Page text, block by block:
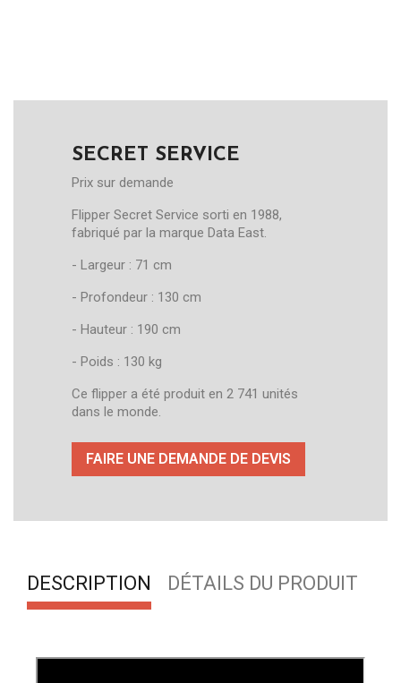
SECRET SERVICE
Prix sur demande
Flipper Secret Service sorti en 1988,
fabriqué par la marque Data East.
- Largeur : 71 cm
- Profondeur : 130 cm
- Hauteur : 190 cm
- Poids : 130 kg
Ce flipper a été produit en 2 741 unités
dans le monde.
FAIRE UNE DEMANDE DE DEVIS
DESCRIPTION DÉTAILS DU PRODUIT